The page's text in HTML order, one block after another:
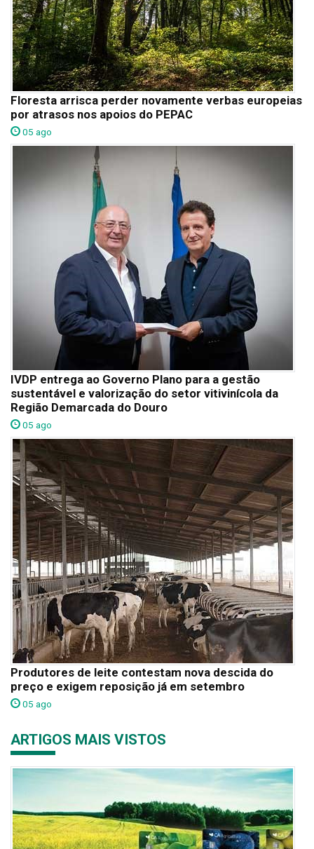
Floresta arrisca perder novamente verbas europeias
por atrasos nos apoios do PEPAC
05 ago
IVDP entrega ao Governo Plano para a gestão
sustentável e valorização do setor vitivinícola da
Região Demarcada do Douro
05 ago
Produtores de leite contestam nova descida do
preço e exigem reposição já em setembro
05 ago
ARTIGOS MAIS VISTOS